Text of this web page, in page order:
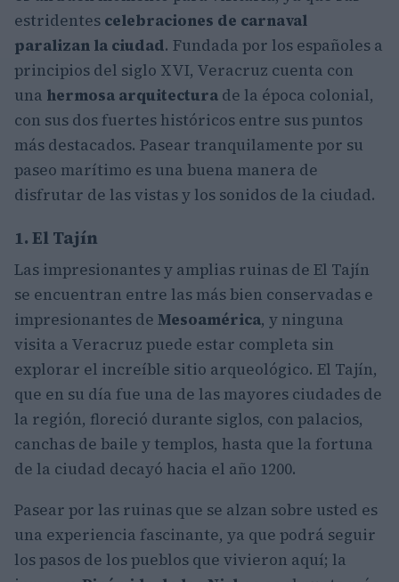
estridentes celebraciones de carnaval
paralizan la ciudad. Fundada por los españoles a
principios del siglo XVI, Veracruz cuenta con
una hermosa arquitectura de la época colonial,
con sus dos fuertes históricos entre sus puntos
más destacados. Pasear tranquilamente por su
paseo marítimo es una buena manera de
disfrutar de las vistas y los sonidos de la ciudad.
1. El Tajín
Las impresionantes y amplias ruinas de El Tajín
se encuentran entre las más bien conservadas e
impresionantes de Mesoamérica, y ninguna
visita a Veracruz puede estar completa sin
explorar el increíble sitio arqueológico. El Tajín,
que en su día fue una de las mayores ciudades de
la región, floreció durante siglos, con palacios,
canchas de baile y templos, hasta que la fortuna
de la ciudad decayó hacia el año 1200.
Pasear por las ruinas que se alzan sobre usted es
una experiencia fascinante, ya que podrá seguir
los pasos de los pueblos que vivieron aquí; la